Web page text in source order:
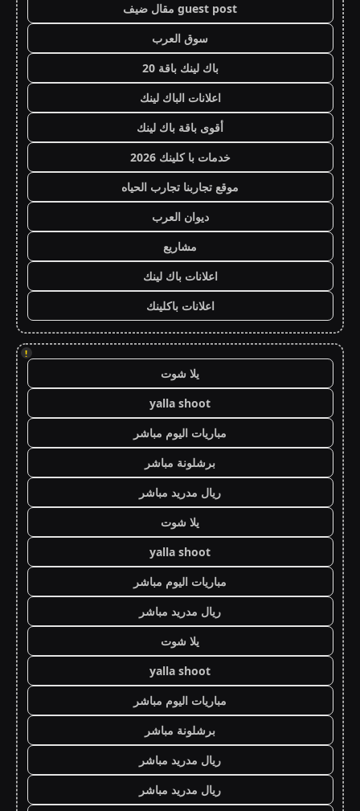
guest post مقال ضيف
سوق العرب
باك لينك باقة 20
اعلانات الباك لينك
أقوى باقة باك لينك
خدمات با كلينك 2026
موقع تجاربنا تجارب الحياه
ديوان العرب
مشاريع
اعلانات باك لينك
اعلانات باكلينك
!
يلا شوت
yalla shoot
مباريات اليوم مباشر
برشلونة مباشر
ريال مدريد مباشر
يلا شوت
yalla shoot
مباريات اليوم مباشر
ريال مدريد مباشر
يلا شوت
yalla shoot
مباريات اليوم مباشر
برشلونة مباشر
ريال مدريد مباشر
ريال مدريد مباشر